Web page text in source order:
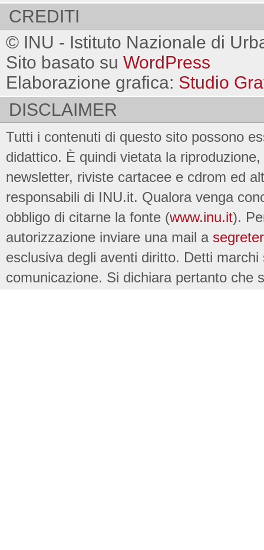
CREDITI
© INU - Istituto Nazionale di
Sito basato su WordPress
Elaborazione grafica: Studio
DISCLAIMER
Tutti i contenuti di questo sito possono
didattico. È quindi vietata la
newsletter, riviste cartacee e cdrom ed
responsabili di INU.it. Qualora venga
obbligo di citarne la fonte (www.inu.it).
autorizzazione inviare una mail a
esclusiva degli aventi diritto. Detti
comunicazione. Si dichiara pertanto che